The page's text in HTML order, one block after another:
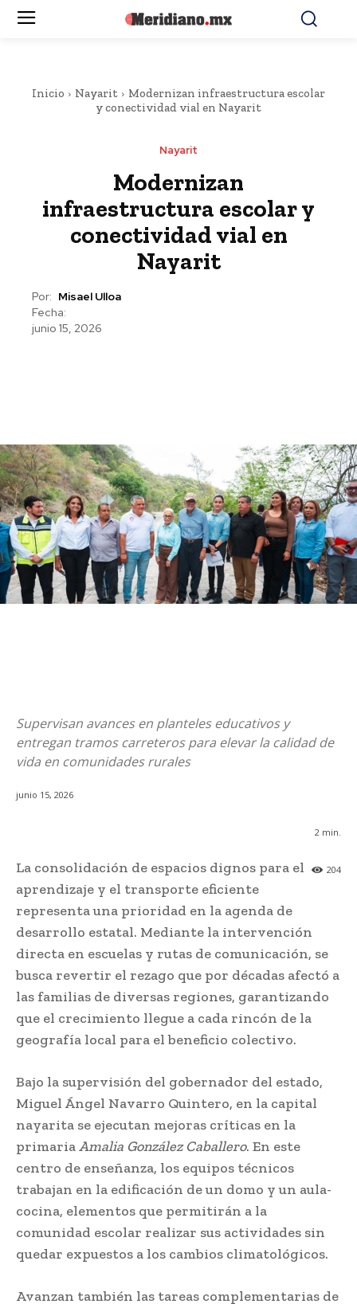
Inicio Nayarit
Modernizan infraestructura escolar
y conectividad vial en Nayarit
Nayarit
Modernizan
infraestructura escolar y
conectividad vial en
Nayarit
Por: Misael Ulloa
Fecha:
junio 15, 2026
Supervisan avances en planteles educativos y
entregan tramos carreteros para elevar la calidad de
vida en comunidades rurales
junio 15, 2026
2 min.
204
La consolidación de espacios dignos para el
aprendizaje y el transporte eficiente
representa una prioridad en la agenda de
desarrollo estatal. Mediante la intervención
directa en escuelas y rutas de comunicación, se
busca revertir el rezago que por décadas afectó a
las familias de diversas regiones, garantizando
que el crecimiento llegue a cada rincón de la
geografía local para el beneficio colectivo.
Bajo la supervisión del gobernador del estado,
Miguel Ángel Navarro Quintero, en la capital
nayarita se ejecutan mejoras críticas en la
primariaAmalia González Caballero. En este
centro de enseñanza, los equipos técnicos
trabajan en la edificación de un domo y un aula-
cocina, elementos que permitirán a la
comunidad escolar realizar sus actividades sin
quedar expuestos a los cambios climatológicos.
Avanzan también las tareas complementarias de